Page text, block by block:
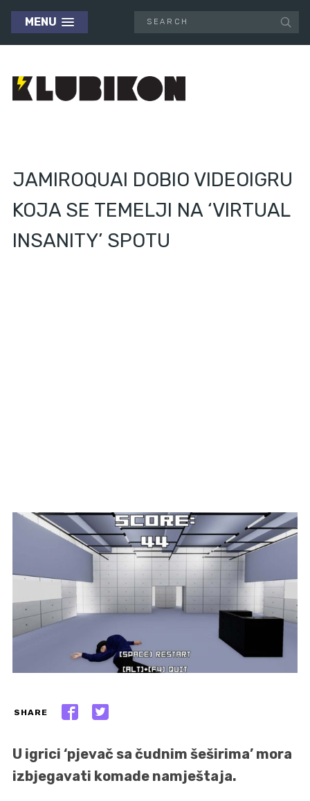
MENU
JAMIROQUAI DOBIO VIDEOIGRU
KOJA SE TEMELJI NA ‘VIRTUAL
INSANITY’ SPOTU
SHARE
U igrici ‘pjevač sa čudnim šeširima’ mora
izbjegavati komade namještaja.